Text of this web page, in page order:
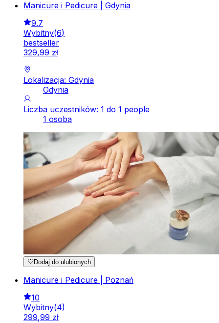
Manicure i Pedicure | Gdynia
9.7
Wybitny(6)
bestseller
329,99 zł
Lokalizacja: Gdynia
Gdynia
Liczba uczestników: 1 do 1 people
1 osoba
Dodaj do ulubionych
Manicure i Pedicure | Poznań
10
Wybitny(4)
299,99 zł